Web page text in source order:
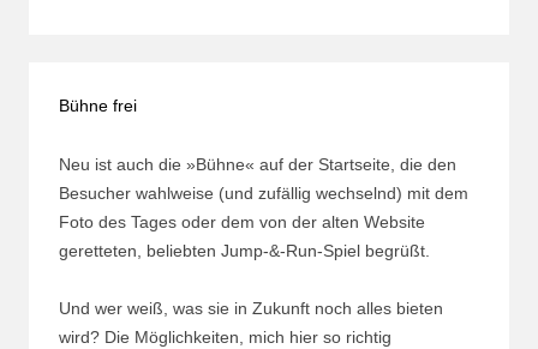
Bühne frei
Neu ist auch die »Bühne« auf der Startseite, die den
Besucher wahlweise (und zufällig wechselnd) mit dem
Foto des Tages oder dem von der alten Website
geretteten, beliebten Jump-&-Run-Spiel begrüßt.
Und wer weiß, was sie in Zukunft noch alles bieten
wird? Die Möglichkeiten, mich hier so richtig